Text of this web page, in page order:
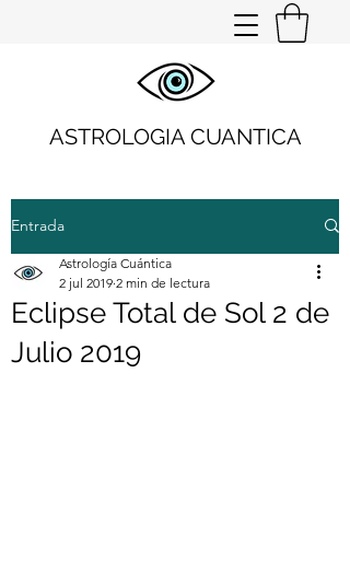
ASTROLOGIA CUANTICA
Entrada
Eclipse Total de Sol 2 de
Julio 2019
Astrología Cuántica
2 jul 2019 2 min de lectura